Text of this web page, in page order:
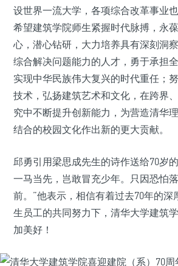
设世界一流大学，各项综合改革事业
希望建筑学院师生紧握时代脉搏，永
心，潜心钻研，大力培养具有深刻洞
综合解决问题能力的人才，勇于承担
实现中华民族伟大复兴的时代重任；
技术，弘扬建筑艺术和文化，在跨界
究中不断提升创新能力，为营造清华
结合的校园文化作出新的更大贡献。
邱勇引用梁思成先生的诗作送给70岁
一马当先，岂敢冒充少年。只因恐怕
前。”他表示，相信有着过去70年的深
生员工的共同努力下，清华大学建筑
加美好！